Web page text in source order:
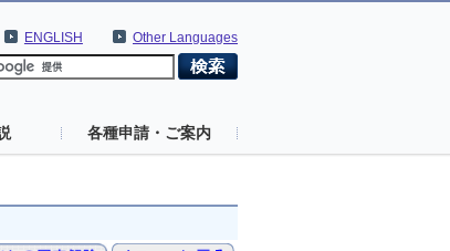
Other Languages
ENGLISH
各種申請・ご案内